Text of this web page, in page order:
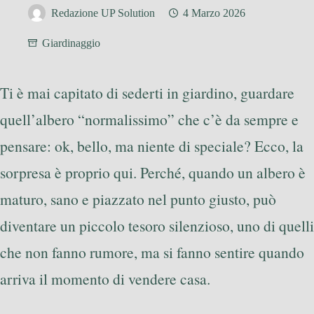
Redazione UP Solution 4 Marzo 2026
Giardinaggio
Ti è mai capitato di sederti in giardino, guardare
quell’albero “normalissimo” che c’è da sempre e
pensare: ok, bello, ma niente di speciale? Ecco, la
sorpresa è proprio qui. Perché, quando un albero è
maturo, sano e piazzato nel punto giusto, può
diventare un piccolo tesoro silenzioso, uno di quelli
che non fanno rumore, ma si fanno sentire quando
arriva il momento di vendere casa.